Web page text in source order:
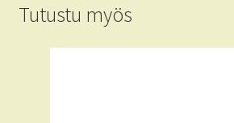
Tutustu myös